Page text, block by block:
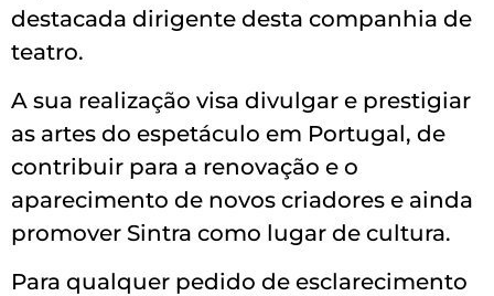
destacada dirigente desta companhia de
teatro.
A sua realização visa divulgar e prestigiar
as artes do espetáculo em Portugal, de
contribuir para a renovação e o
aparecimento de novos criadores e ainda
promover Sintra como lugar de cultura.
Para qualquer pedido de esclarecimento